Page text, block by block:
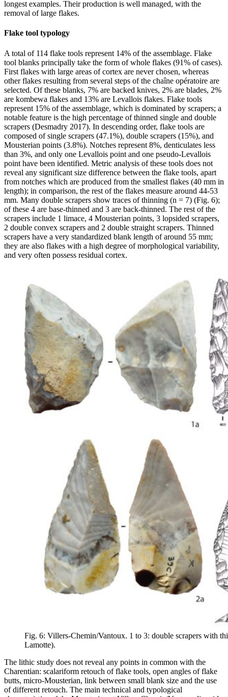
longest examples. Their production is well managed, with the
removal of large flakes.
Flake tool typology
A total of 114 flake tools represent 14% of the assemblage. Flake
tool blanks principally take the form of whole flakes (91% of cases).
First flakes with large areas of cortex are never chosen, whereas
other flakes resulting from several steps of the chaîne opératoire are
selected. Of these blanks, 7% are backed knives, 2% are blades, 2%
are kombewa flakes and 13% are Levallois flakes. Flake tools
represent 15% of the assemblage, which is dominated by scrapers; a
notable feature is the high percentage of thinned single and double
scrapers (Desmadry 2017). In descending order, flake tools are
composed of single scrapers (47.1%), double scrapers (15%), and
Mousterian points (3.8%). Notches represent 8%, denticulates less
than 3%, and only one Levallois point and one pseudo-Levallois
point have been identified. Metric analysis of these tools does not
reveal any significant size difference between the flake tools, apart
from notches which are produced from the smallest flakes (40 mm in
length); in comparison, the rest of the flakes measure around 44-53
mm. Many double scrapers show traces of thinning (n = 7) (Fig. 6);
of these 4 are base-thinned and 3 are back-thinned. The rest of the
scrapers include 1 limace, 4 Mousterian points, 3 lopsided scrapers,
2 double convex scrapers and 2 double straight scrapers. Thinned
scrapers have a very standardized blank length of around 55 mm;
they are also flakes with a high degree of morphological variability,
and very often possess residual cortex.
Fig. 6: Villers-Chemin/Vantoux. 1 to 3: double scrapers with
Lamotte).
The lithic study does not reveal any points in common with the
Charentian: scalariform retouch of flake tools, open angles of flake
butts, micro-Mousterian, link between small blank size and the use
of different retouch. The main technical and typological